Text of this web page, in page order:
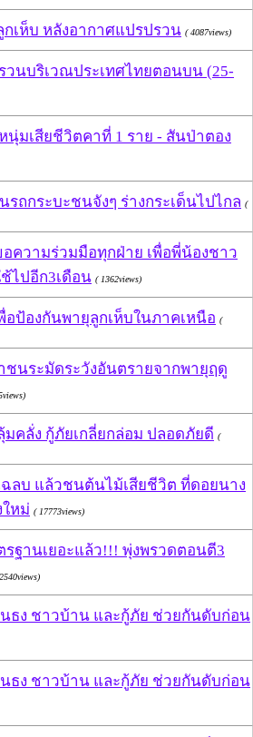
เห็บ หลังอากาศแปรปรวน ( 4087views)
วนบริเวณประเทศไทยตอนบน (25-
นุ่มเสียชีวิตคาที่ 1 ราย - สันป่าตอง
ถกระบะชนจังๆ ร่างกระเด็นไปไกล (
ความร่วมมือทุกฝ่าย เพื่อพี่น้องชาว
ไปอีก3เดือน ( 1362views)
อป้องกันพายุลูกเห็บในภาคเหนือ (
ชนระมัดระวังอันตรายจากพายุฤดู
คลั่ง กู้ภัยเกลี่ยกล่อม ปลอดภัยดี (
ลบ แล้วชนต้นไม้เสียชีวิต ที่ดอยนาง
ใหม่ ( 17773views)
ฐานเยอะแล้ว!!! พุ่งพรวดตอนตี3
ธง ชาวบ้าน และกู้ภัย ช่วยกันดับก่อน
ธง ชาวบ้าน และกู้ภัย ช่วยกันดับก่อน